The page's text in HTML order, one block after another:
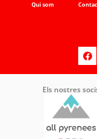
Qui som
Els nostres